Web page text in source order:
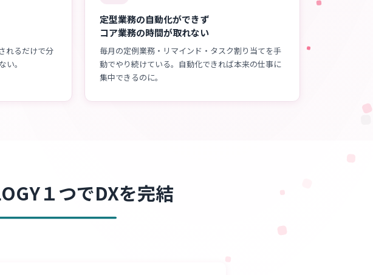
れるだけで分
。
定型業務の自動化ができず
コア業務の時間が取れない
毎月の定例業務・リマインド・タスク割り当てを手
動でやり続けている。自動化できれば本来の仕事に
集中できるのに。
１つでDXを完結